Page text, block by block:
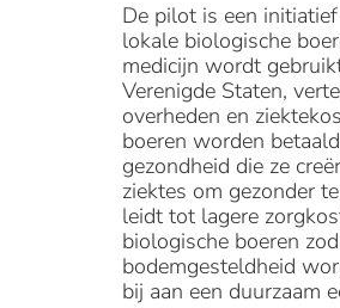
De pilot is een
lokale biologische
medicijn wordt
Verenigde Staten,
overheden en
boeren worden
gezondheid die ze
ziektes om gezonder
leidt tot lagere
biologische boeren
bodemgesteldheid
bij aan een duurzaam